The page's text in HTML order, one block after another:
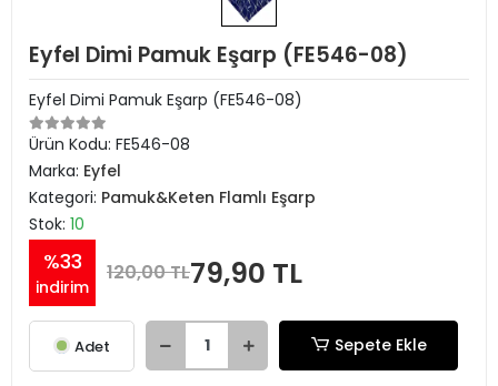
Eyfel Dimi Pamuk Eşarp (FE546-08)
Eyfel Dimi Pamuk Eşarp (FE546-08)
Ürün Kodu: FE546-08
Marka: Eyfel
Kategori: Pamuk&Keten Flamlı Eşarp
Stok: 10
%33
indirim
120,00 TL79,90 TL
Adet Sepete Ekle